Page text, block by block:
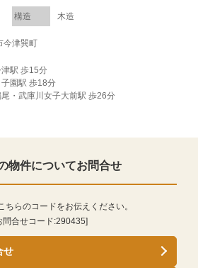
構造 木造
今津巽町
駅 歩15分
園駅 歩18分
・武庫川女子大前駅 歩26分
物件についてお問合せ
ちらのコードをお伝えください。
問合せコード:290435]
せ